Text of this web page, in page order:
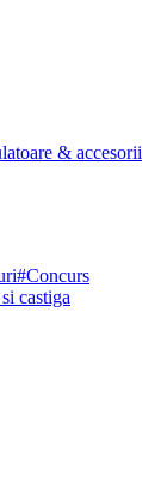
& accesorii
#Concurs
castiga